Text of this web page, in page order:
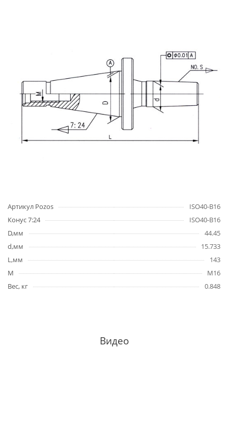
Артикул Pozos
ISO40-B16
Конус 7:24
ISO40-B16
D,мм
44.45
d,мм
15.733
L,мм
143
M
M16
Вес, кг
0.848
Видео